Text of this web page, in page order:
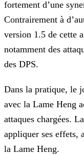
fortement d’une
Contrairement à
version 1.5 de cette
notamment des
des DPS.
Dans la pratique, le
avec la Lame Heng
attaques chargées.
appliquer ses effets,
la Lame Heng.